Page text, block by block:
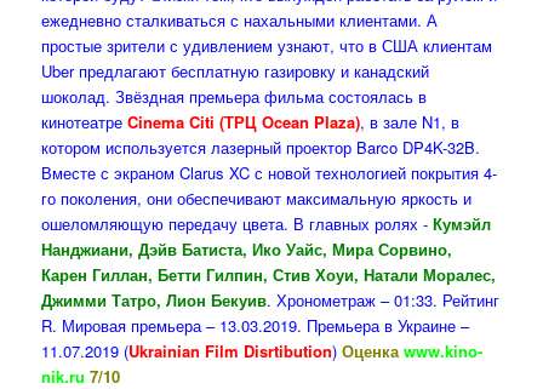
ежедневно сталкиваться с нахальными клиентами. А
простые зрители с удивлением узнают, что в США клиентам
Uber предлагают бесплатную газировку и канадский
шоколад. Звёздная премьера фильма состоялась в
кинотеатреCinema Citi (ТРЦ Ocean Plaza), в зале N1, в
котором используется лазерный проектор Barco DP4K-32B.
Вместе с экраном Clarus XC с новой технологией покрытия 4-
го поколения, они обеспечивают максимальную яркость и
ошеломляющую передачу цвета. В главных ролях -Кумэйл
Нанджиани, Дэйв Батиста, Ико Уайс, Мира Сорвино,
Карен Гиллан, Бетти Гилпин, Стив Хоуи, Натали Моралес,
Джимми Татро, Лион Бекуив. Хронометраж – 01:33. Рейтинг
R. Мировая премьера – 13.03.2019. Премьера в Украине –
11.07.2019 (Ukrainian Film Disrtibution)Оценкаwww.kino-
nik.ru 7/10